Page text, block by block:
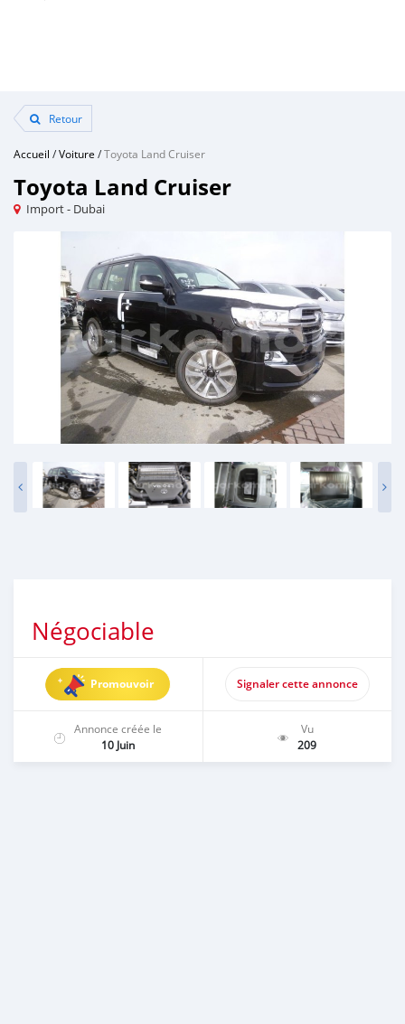
Retour
Accueil /Voiture /Toyota Land Cruiser
Toyota Land Cruiser
Import - Dubai
Négociable
Promouvoir Signaler cette annonce
Annonce créée le
10 Juin
Vu
209